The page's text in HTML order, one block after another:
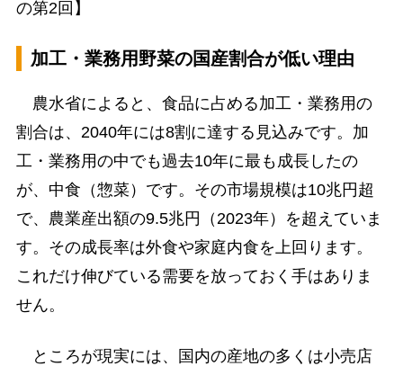
の第2回】
加工・業務用野菜の国産割合が低い理由
農水省によると、食品に占める加工・業務用の
割合は、2040年には8割に達する見込みです。加
工・業務用の中でも過去10年に最も成長したの
が、中食（惣菜）です。その市場規模は10兆円超
で、農業産出額の9.5兆円（2023年）を超えていま
す。その成長率は外食や家庭内食を上回ります。
これだけ伸びている需要を放っておく手はありま
せん。
ところが現実には、国内の産地の多くは小売店